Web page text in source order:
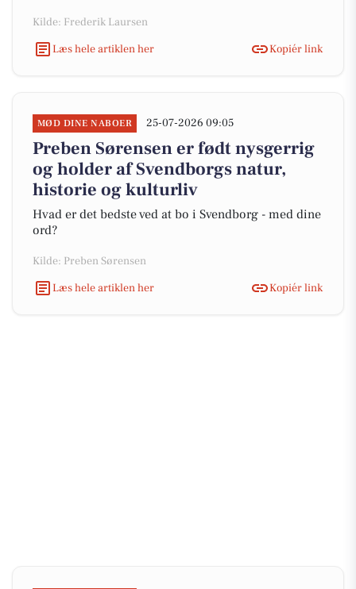
Kilde: Frederik Laursen
Læs hele artiklen her
Kopiér link
MØD DINE NABOER 25-07-2026 09:05
Preben Sørensen er født nysgerrig
og holder af Svendborgs natur,
historie og kulturliv
Hvad er det bedste ved at bo i Svendborg - med dine
ord?
Kilde: Preben Sørensen
Læs hele artiklen her
Kopiér link